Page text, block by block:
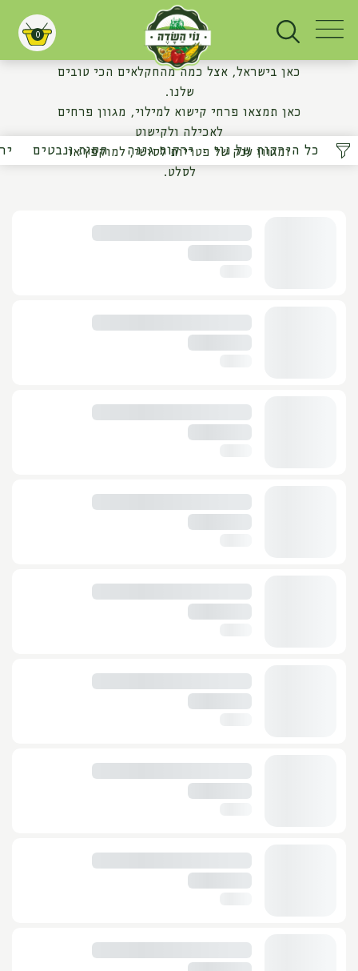
עגלת קניות
0 פטריות ופרחי מאכל
פטריות מכל הסוגים ומגוון פרחי מאכל שגודלו
כאן בישראל, אצל כמה מהחקלאים הכי טובים
שלנו.
כאן תמצאו פרחי קישוא למילוי, מגוון פרחים
לאכילה ולקישוט
ומגוון ענק של פטריות לסושי, למוקפץ או
לסלט.
כל הירקות של נוי ירקות גינה חסות ונבטים